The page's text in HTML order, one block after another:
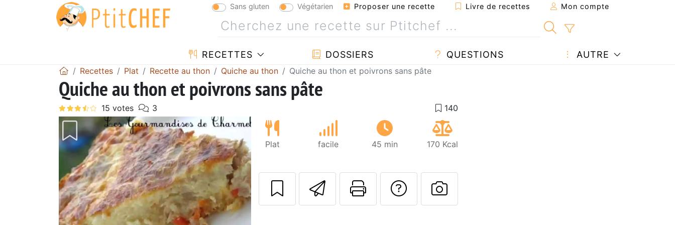
Sans gluten Végétarien Proposer une recette Livre de recettes Mon compte
RECETTES DOSSIERS QUESTIONS AUTRE
Recettes Plat Recette au thon Quiche au thon Quiche au thon et poivrons sans pâte
Quiche au thon et poivrons sans pâte
Plat facile 45 min 170 Kcal
Envoyer cette recette à un ami
Imprimer cette page
Poser une question à l'auteur
Publier votre photo de cette